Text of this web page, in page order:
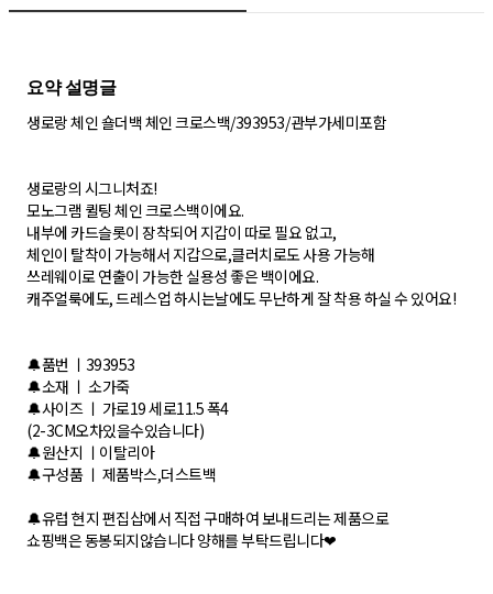
요약 설명글
생로랑 체인 숄더백 체인 크로스백/393953/관부가세미포함
생로랑의 시그니처죠!
모노그램 퀼팅 체인 크로스백이에요.
내부에 카드슬롯이 장착되어 지갑이 따로 필요 없고,
체인이 탈착이 가능해서 지갑으로,클러치로도 사용 가능해
쓰레웨이로 연출이 가능한 실용성 좋은 백이에요.
캐주얼룩에도, 드레스업 하시는날에도 무난하게 잘 착용 하실 수 있어요!
🔔품번 ㅣ393953
🔔소재 ㅣ 소가죽
🔔사이즈 ㅣ 가로19 세로11.5 폭4
(2-3CM오차있을수있습니다)
🔔원산지 ㅣ이탈리아
🔔구성품 ㅣ 제품박스,더스트백
🔔유럽 현지 편집삽에서 직접 구매하여 보내드리는 제품으로
쇼핑백은 동봉되지않습니다 양해를 부탁드립니다❤